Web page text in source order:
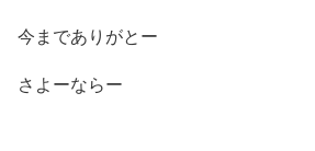
今までありがとー
さよーならー